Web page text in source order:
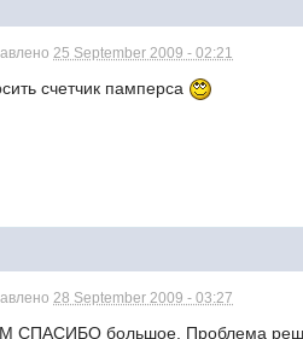
25 September 2009 - 02:21
счетчик памперса
28 September 2009 - 03:27
СПАСИБО большое. Проблема